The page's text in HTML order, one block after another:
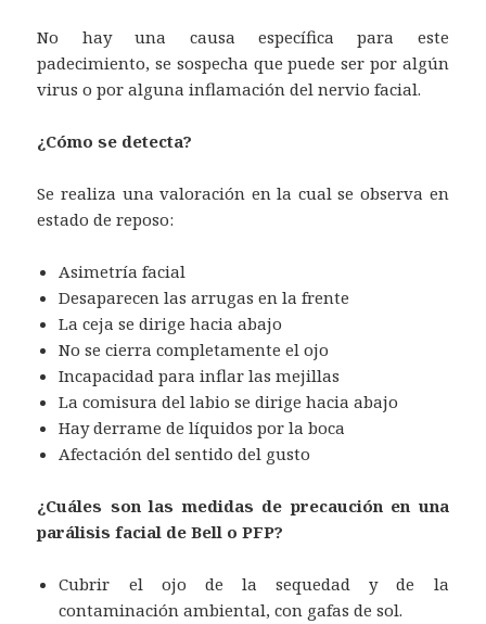
No hay una causa específica para este
padecimiento, se sospecha que puede ser por algún
virus o por alguna inflamación del nervio facial.
¿Cómo se detecta?
Se realiza una valoración en la cual se observa en
estado de reposo:
Asimetría facial
Desaparecen las arrugas en la frente
La ceja se dirige hacia abajo
No se cierra completamente el ojo
Incapacidad para inflar las mejillas
La comisura del labio se dirige hacia abajo
Hay derrame de líquidos por la boca
Afectación del sentido del gusto
¿Cuáles son las medidas de precaución en una
parálisis facial de Bell o PFP?
Cubrir el ojo de la sequedad y de la
contaminación ambiental, con gafas de sol.